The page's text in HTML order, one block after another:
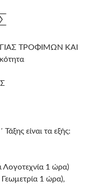
ΤΡΟΦΙΜΩΝ ΚΑΙ
Τάξης είναι τα εξής:
1 ώρα)
1 ώρα),